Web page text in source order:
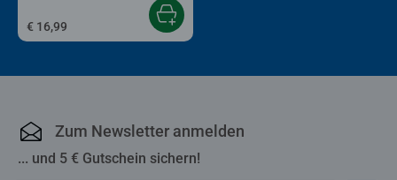
€ 16,99
Zum Newsletter anmelden
... und 5 € Gutschein sichern!